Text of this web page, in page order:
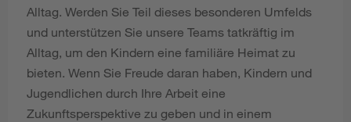
Alltag. Werden Sie Teil dieses besonderen Umfelds
und unterstützen Sie unsere Teams tatkräftig im
Alltag, um den Kindern eine familiäre Heimat zu
bieten. Wenn Sie Freude daran haben, Kindern und
Jugendlichen durch Ihre Arbeit eine
Zukunftsperspektive zu geben und in einem